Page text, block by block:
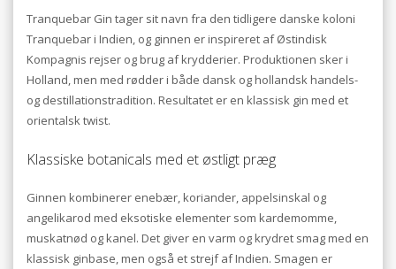
Tranquebar Gin tager sit navn fra den tidligere danske koloni
Tranquebar i Indien, og ginnen er inspireret af Østindisk
Kompagnis rejser og brug af krydderier. Produktionen sker i
Holland, men med rødder i både dansk og hollandsk handels-
og destillationstradition. Resultatet er en klassisk gin med et
orientalsk twist.
Klassiske botanicals med et østligt præg
Ginnen kombinerer enebær, koriander, appelsinskal og
angelikarod med eksotiske elementer som kardemomme,
muskatnød og kanel. Det giver en varm og krydret smag med en
klassisk ginbase, men også et strejf af Indien. Smagen er